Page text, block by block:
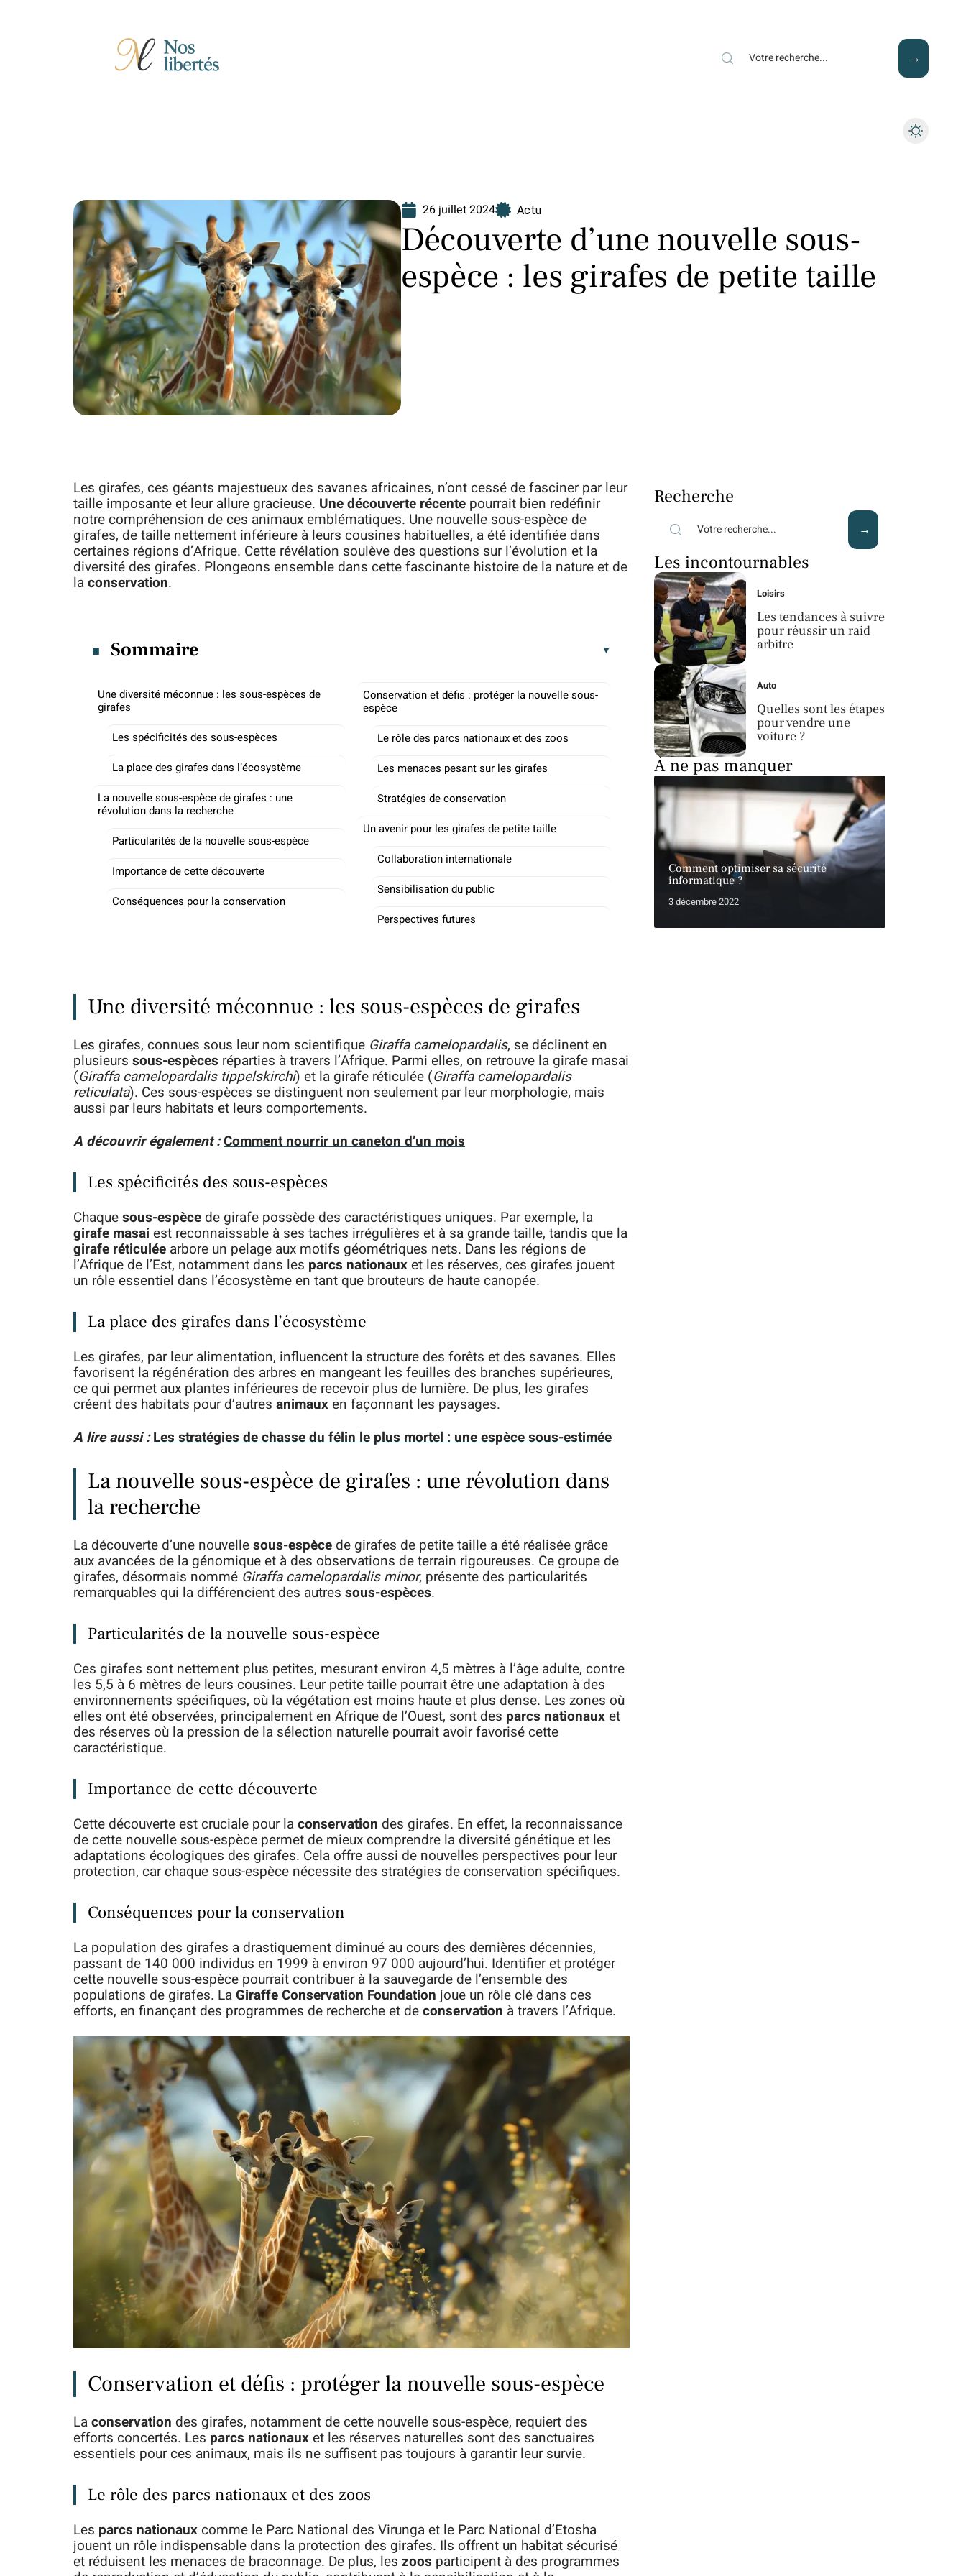
26 juillet 2024 Actu
Découverte d’une nouvelle sous-
espèce : les girafes de petite taille
Les girafes, ces géants majestueux des savanes africaines, n’ont cessé de fasciner par leur
taille imposante et leur allure gracieuse. Une découverte récente pourrait bien redéfinir
notre compréhension de ces animaux emblématiques. Une nouvelle sous-espèce de
girafes, de taille nettement inférieure à leurs cousines habituelles, a été identifiée dans
certaines régions d’Afrique. Cette révélation soulève des questions sur l’évolution et la
diversité des girafes. Plongeons ensemble dans cette fascinante histoire de la nature et de
laconservation.
Sommaire
Une diversité méconnue : les sous-espèces de
girafes
Les spécificités des sous-espèces
La place des girafes dans l’écosystème
La nouvelle sous-espèce de girafes : une
révolution dans la recherche
Particularités de la nouvelle sous-espèce
Importance de cette découverte
Conséquences pour la conservation
Conservation et défis : protéger la nouvelle sous-
espèce
Le rôle des parcs nationaux et des zoos
Les menaces pesant sur les girafes
Stratégies de conservation
Un avenir pour les girafes de petite taille
Collaboration internationale
Sensibilisation du public
Perspectives futures
Une diversité méconnue : les sous-espèces de girafes
Les girafes, connues sous leur nom scientifique Giraffa camelopardalis, se déclinent en
plusieurs sous-espèces réparties à travers l’Afrique. Parmi elles, on retrouve la girafe masai
(Giraffa camelopardalis tippelskirchi) et la girafe réticulée (Giraffa camelopardalis
reticulata). Ces sous-espèces se distinguent non seulement par leur morphologie, mais
aussi par leurs habitats et leurs comportements.
A découvrir également :Comment nourrir un caneton d’un mois
Les spécificités des sous-espèces
Chaquesous-espèce de girafe possède des caractéristiques uniques. Par exemple, la
girafe masai est reconnaissable à ses taches irrégulières et à sa grande taille, tandis que la
girafe réticulée arbore un pelage aux motifs géométriques nets. Dans les régions de
l’Afrique de l’Est, notamment dans les parcs nationauxet les réserves, ces girafes jouent
un rôle essentiel dans l’écosystème en tant que brouteurs de haute canopée.
La place des girafes dans l’écosystème
Les girafes, par leur alimentation, influencent la structure des forêts et des savanes. Elles
favorisent la régénération des arbres en mangeant les feuilles des branches supérieures,
ce qui permet aux plantes inférieures de recevoir plus de lumière. De plus, les girafes
créent des habitats pour d’autres animauxen façonnant les paysages.
A lire aussi :Les stratégies de chasse du félin le plus mortel : une espèce sous-estimée
La nouvelle sous-espèce de girafes : une révolution dans
la recherche
La découverte d’une nouvellesous-espèce de girafes de petite taille a été réalisée grâce
aux avancées de la génomique et à des observations de terrain rigoureuses. Ce groupe de
girafes, désormais nommé Giraffa camelopardalis minor, présente des particularités
remarquables qui la différencient des autres sous-espèces.
Particularités de la nouvelle sous-espèce
Ces girafes sont nettement plus petites, mesurant environ 4,5 mètres à l’âge adulte, contre
les 5,5 à 6 mètres de leurs cousines. Leur petite taille pourrait être une adaptation à des
environnements spécifiques, où la végétation est moins haute et plus dense. Les zones où
elles ont été observées, principalement en Afrique de l’Ouest, sont des parcs nationauxet
des réserves où la pression de la sélection naturelle pourrait avoir favorisé cette
caractéristique.
Importance de cette découverte
Cette découverte est cruciale pour laconservation des girafes. En effet, la reconnaissance
de cette nouvelle sous-espèce permet de mieux comprendre la diversité génétique et les
adaptations écologiques des girafes. Cela offre aussi de nouvelles perspectives pour leur
protection, car chaque sous-espèce nécessite des stratégies de conservation spécifiques.
Conséquences pour la conservation
La population des girafes a drastiquement diminué au cours des dernières décennies,
passant de 140 000 individus en 1999 à environ 97 000 aujourd’hui. Identifier et protéger
cette nouvelle sous-espèce pourrait contribuer à la sauvegarde de l’ensemble des
populations de girafes. LaGiraffe Conservation Foundation joue un rôle clé dans ces
efforts, en finançant des programmes de recherche et deconservation à travers l’Afrique.
Conservation et défis : protéger la nouvelle sous-espèce
Laconservation des girafes, notamment de cette nouvelle sous-espèce, requiert des
efforts concertés. Les parcs nationauxet les réserves naturelles sont des sanctuaires
essentiels pour ces animaux, mais ils ne suffisent pas toujours à garantir leur survie.
Le rôle des parcs nationaux et des zoos
Les parcs nationauxcomme le Parc National des Virunga et le Parc National d’Etosha
jouent un rôle indispensable dans la protection des girafes. Ils offrent un habitat sécurisé
et réduisent les menaces de braconnage. De plus, les zoos participent à des programmes
Recherche
Les incontournables
Loisirs
Les tendances à suivre
pour réussir un raid
arbitre
Auto
Quelles sont les étapes
pour vendre une
voiture ?
À ne pas manquer
Comment optimiser sa sécurité
informatique ?
3 décembre 2022